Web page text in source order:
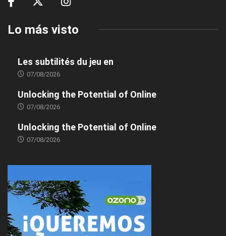
Lo más visto
Les subtilités du jeu en
07/08/2026
Unlocking the Potential of Online
07/08/2026
Unlocking the Potential of Online
07/08/2026